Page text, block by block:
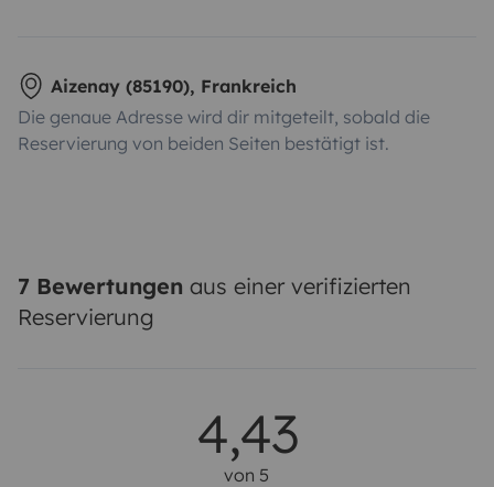
Aizenay (85190), Frankreich
Die genaue Adresse wird dir mitgeteilt, sobald die
Reservierung von beiden Seiten bestätigt ist.
7 Bewertungen aus einer verifizierten
Reservierung
4,43
von 5